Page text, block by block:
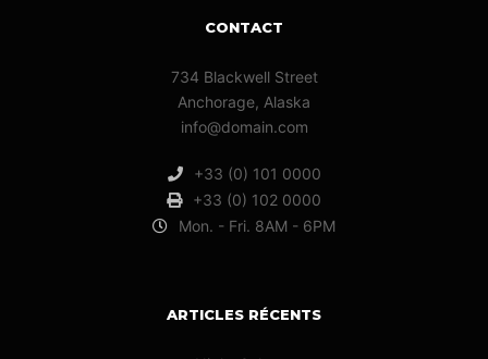
CONTACT
734 Blackwell Street
Anchorage, Alaska
info@domain.com
+33 (0) 101 0000
+33 (0) 102 0000
Mon. - Fri. 8AM - 6PM
ARTICLES RÉCENTS